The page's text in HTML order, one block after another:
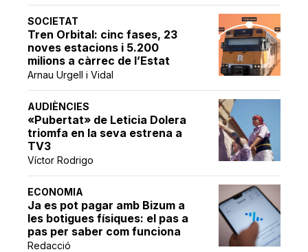
SOCIETAT
Tren Orbital: cinc fases, 23
noves estacions i 5.200
milions a càrrec de l’Estat
Arnau Urgell i Vidal
AUDIÈNCIES
«Pubertat» de Leticia Dolera
triomfa en la seva estrena a
TV3
Víctor Rodrigo
ECONOMIA
Ja es pot pagar amb Bizum a
les botigues físiques: el pas a
pas per saber com funciona
Redacció